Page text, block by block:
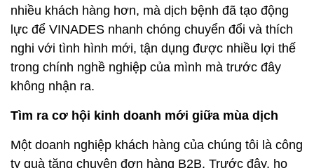
nhiều khách hàng hơn, mà dịch bệnh đã tạo động
lực để VINADES nhanh chóng chuyển đổi và thích
nghi với tình hình mới, tận dụng được nhiều lợi thế
trong chính nghề nghiệp của mình mà trước đây
không nhận ra.
Tìm ra cơ hội kinh doanh mới giữa mùa dịch
Một doanh nghiệp khách hàng của chúng tôi là công
ty quà tặng chuyên đơn hàng B2B. Trước đây, họ